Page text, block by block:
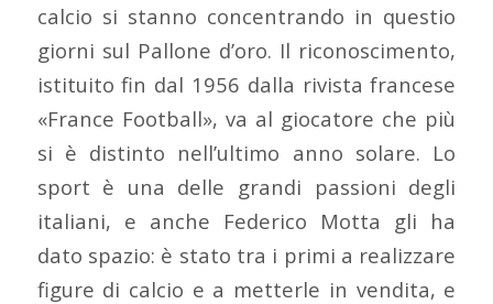
calcio si stanno concentrando in questio
giorni sul Pallone d’oro. Il riconoscimento,
istituito fin dal 1956 dalla rivista francese
«France Football», va al giocatore che più
si è distinto nell’ultimo anno solare. Lo
sport è una delle grandi passioni degli
italiani, e anche Federico Motta gli ha
dato spazio: è stato tra i primi a realizzare
figure di calcio e a metterle in vendita, e